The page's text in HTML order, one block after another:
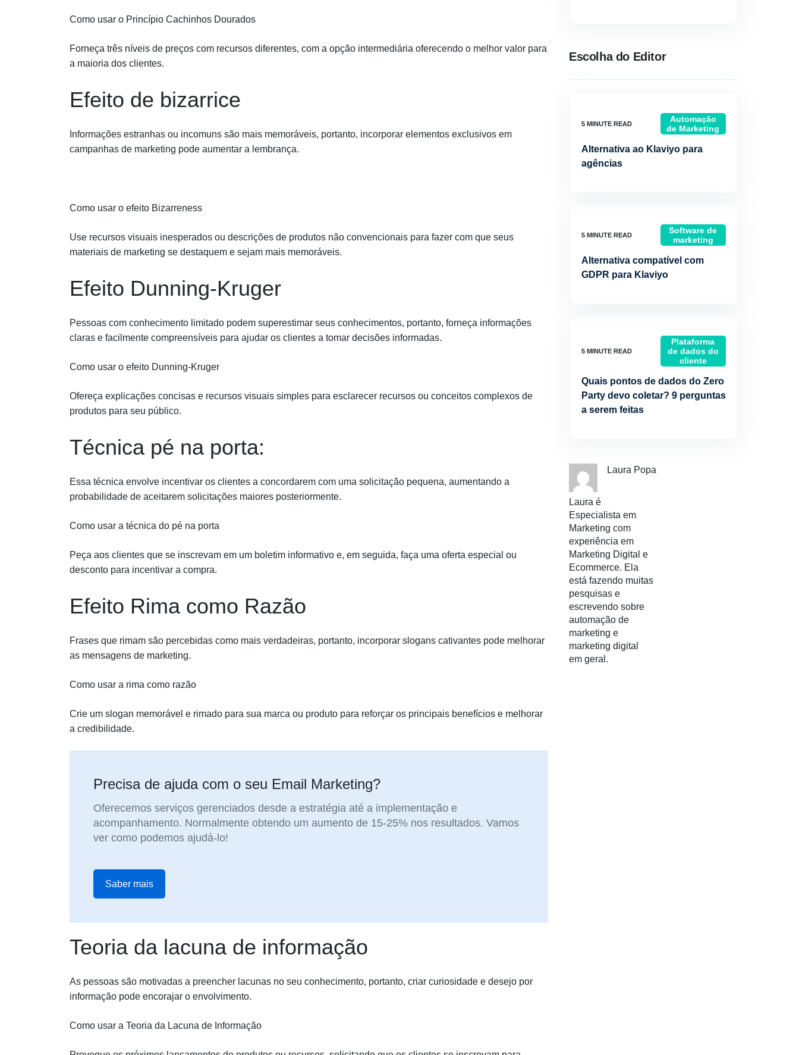
Como usar o Princípio Cachinhos Dourados
Forneça três níveis de preços com recursos diferentes, com a opção intermediária oferecendo o melhor valor para
a maioria dos clientes.
Efeito de bizarrice
Informações estranhas ou incomuns são mais memoráveis, portanto, incorporar elementos exclusivos em
campanhas de marketing pode aumentar a lembrança.
Como usar o efeito Bizarreness
Use recursos visuais inesperados ou descrições de produtos não convencionais para fazer com que seus
materiais de marketing se destaquem e sejam mais memoráveis.
Efeito Dunning-Kruger
Pessoas com conhecimento limitado podem superestimar seus conhecimentos, portanto, forneça informações
claras e facilmente compreensíveis para ajudar os clientes a tomar decisões informadas.
Como usar o efeito Dunning-Kruger
Ofereça explicações concisas e recursos visuais simples para esclarecer recursos ou conceitos complexos de
produtos para seu público.
Técnica pé na porta:
Essa técnica envolve incentivar os clientes a concordarem com uma solicitação pequena, aumentando a
probabilidade de aceitarem solicitações maiores posteriormente.
Como usar a técnica do pé na porta
Peça aos clientes que se inscrevam em um boletim informativo e, em seguida, faça uma oferta especial ou
desconto para incentivar a compra.
Efeito Rima como Razão
Frases que rimam são percebidas como mais verdadeiras, portanto, incorporar slogans cativantes pode melhorar
as mensagens de marketing.
Como usar a rima como razão
Crie um slogan memorável e rimado para sua marca ou produto para reforçar os principais benefícios e melhorar
a credibilidade.
Precisa de ajuda com o seu Email Marketing?
Oferecemos serviços gerenciados desde a estratégia até a implementação e
acompanhamento. Normalmente obtendo um aumento de 15-25% nos resultados. Vamos
ver como podemos ajudá-lo!
Saber mais
Teoria da lacuna de informação
As pessoas são motivadas a preencher lacunas no seu conhecimento, portanto, criar curiosidade e desejo por
informação pode encorajar o envolvimento.
Como usar a Teoria da Lacuna de Informação
Escolha do Editor
Automação
de Marketing
Alternativa ao Klaviyo para
agências
Software de
marketing
Alternativa compatível com
GDPR para Klaviyo
Plataforma
de dados do
cliente
Quais pontos de dados do Zero
Party devo coletar? 9 perguntas
a serem feitas
Laura Popa
Laura é
Especialista em
Marketing com
experiência em
Marketing Digital e
Ecommerce. Ela
está fazendo muitas
pesquisas e
escrevendo sobre
automação de
marketing e
marketing digital
em geral.